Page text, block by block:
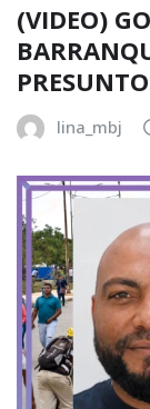
(VIDEO)
lina_mbj